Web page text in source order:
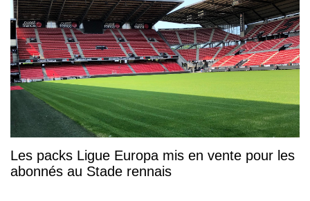
Les packs Ligue Europa mis en vente pour les
abonnés au Stade rennais